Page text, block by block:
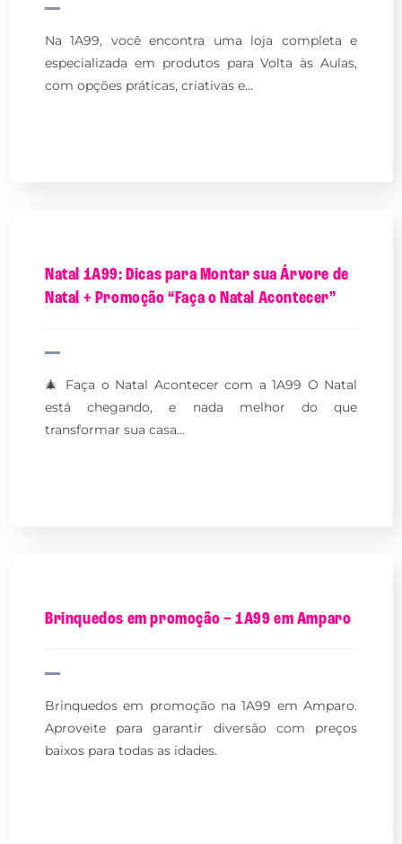
Na 1A99, você encontra uma loja completa e
especializada em produtos para Volta às Aulas,
com opções práticas, criativas e…
Natal 1A99: Dicas para Montar sua Árvore de
Natal + Promoção “Faça o Natal Acontecer”
🎄 Faça o Natal Acontecer com a 1A99 O Natal
está chegando, e nada melhor do que
transformar sua casa…
Brinquedos em promoção – 1A99 em Amparo
Brinquedos em promoção na 1A99 em Amparo.
Aproveite para garantir diversão com preços
baixos para todas as idades.